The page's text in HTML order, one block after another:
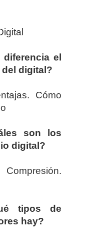
diferencia el
digital?
Cómo
son los
digital?
tipos de
hay?